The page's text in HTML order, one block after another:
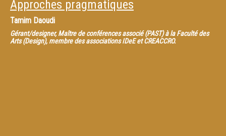
Approches pragmatiques
Tamim Daoudi
Gérant/designer, Maître de conférences associé (PAST) à la Faculté des
Arts (Design), membre des associations IDeE et CREACCRO.